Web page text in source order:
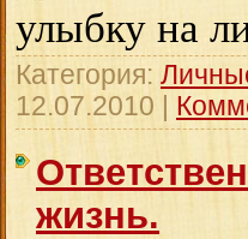
улыбку на
Категория:
12.07.2010
жизнь.